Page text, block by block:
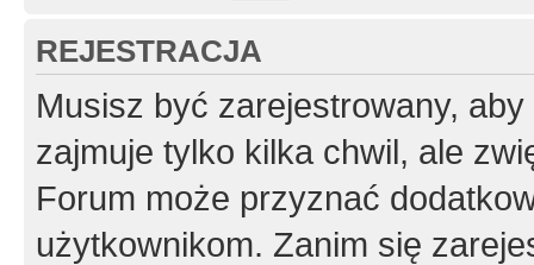
REJESTRACJA
Musisz być zarejestrowany,
zajmuje tylko kilka chwil, ale
Forum może przyznać
użytkownikom. Zanim się